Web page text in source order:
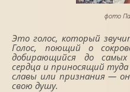
фото
Это голос, который
Голос, поющий о
добирающийся до самых
сердца и приносящий
славы или признания —
свою душу.